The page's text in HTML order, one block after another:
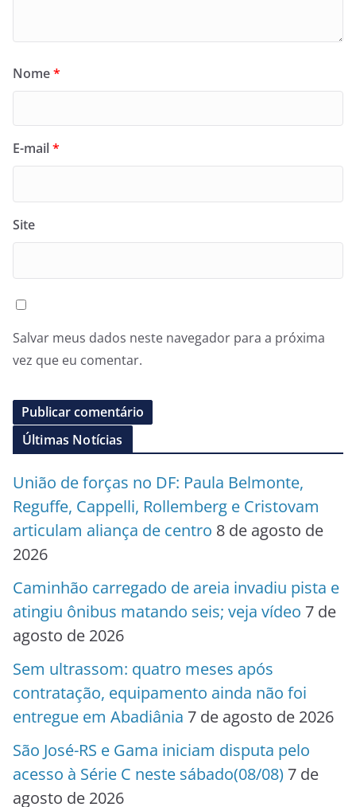
Nome*
E-mail*
Site
Salvar meus dados neste navegador para a próxima
vez que eu comentar.
Últimas Notícias
União de forças no DF: Paula Belmonte,
Reguffe, Cappelli, Rollemberg e Cristovam
articulam aliança de centro 8 de agosto de
2026
Caminhão carregado de areia invadiu pista e
atingiu ônibus matando seis; veja vídeo 7 de
agosto de 2026
Sem ultrassom: quatro meses após
contratação, equipamento ainda não foi
entregue em Abadiânia 7 de agosto de 2026
São José-RS e Gama iniciam disputa pelo
acesso à Série C neste sábado(08/08) 7 de
agosto de 2026